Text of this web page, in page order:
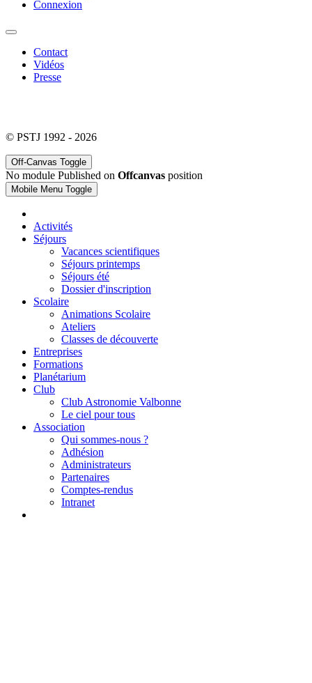
Connexion
Contact
Vidéos
Presse
© PSTJ 1992 - 2026
Off-Canvas Toggle
No module Published on Offcanvas position
Mobile Menu Toggle
Activités
Séjours
Vacances scientifiques
Séjours printemps
Séjours été
Dossier d'inscription
Scolaire
Animations Scolaire
Ateliers
Classes de découverte
Entreprises
Formations
Planétarium
Club
Club Astronomie Valbonne
Le ciel pour tous
Association
Qui sommes-nous ?
Adhésion
Administrateurs
Partenaires
Comptes-rendus
Intranet